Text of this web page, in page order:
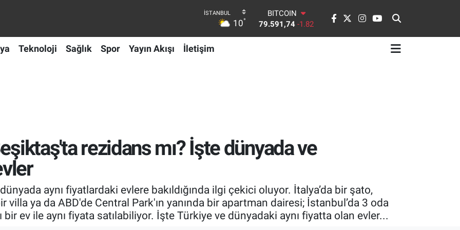
10°
DOLAR
45,43620 0.02
EURO
Teknoloji Sağlık Spor Yayın Akışı İletişim
rezidans mı? İşte dünyada ve
aynı fiyatlardaki evlere bakıldığında ilgi çekici oluyor. İtalya’da bir şato,
villa ya da ABD'de Central Park'ın yanında bir apartman dairesi; İstanbul’da 3 oda
bir ev ile aynı fiyata satılabiliyor. İşte Türkiye ve dünyadaki aynı fiyatta olan evler...